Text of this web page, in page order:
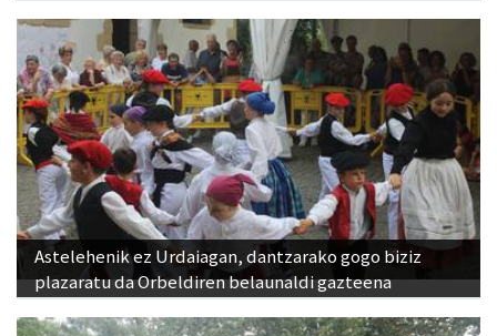
Astelehenik ez Urdaiagan, dantzarako gogo biziz
plazaratu da Orbeldiren belaunaldi gazteena